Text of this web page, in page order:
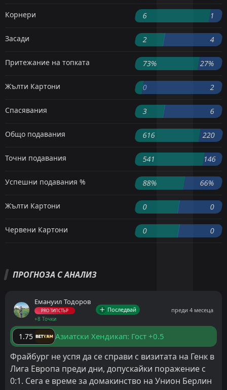
Корнери 6 1
Засади 2 4
Притежание на топката 73% 27%
Жълти Картони 0 2
Спасявания 3 6
Общо подавания 616 220
Точни подавания 541 146
Успешни подавания % 88% 66%
Жълти Картони 0 0
Червени Картони 0 0
ПРОГНОЗА С АНАЛИЗ
Емануил Тодоров
PRO ТИПСТЪР
+8 Точки
Последвай преди 4 месеца
1.75 Азиатски Хендикап: Гост +0.5
Фрайбург не успя да се справи с визитата на Генк в
Лига Европа преди дни, допускайки поражение с
0:1. Сега е време за домакинство на Унион Берлин